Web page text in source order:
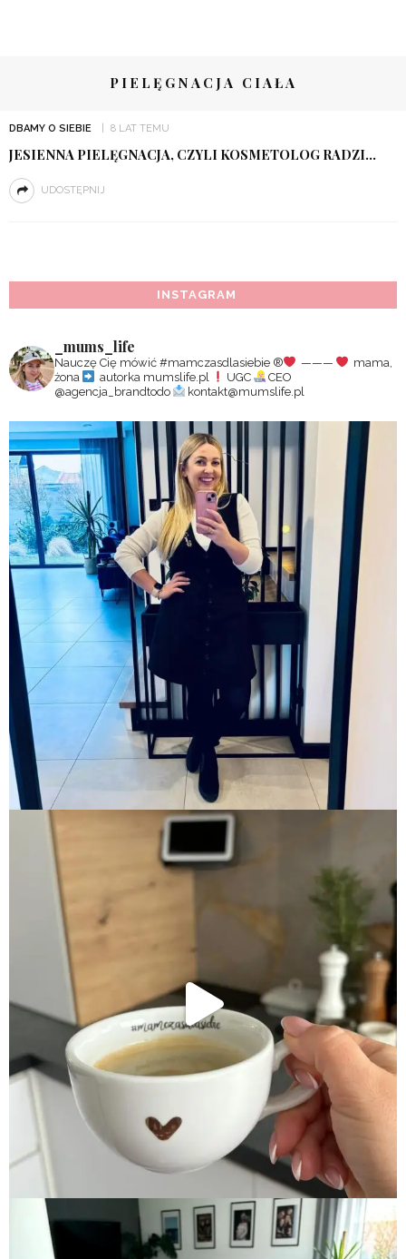
PIELĘGNACJA CIAŁA
DBAMY O SIEBIE 8 LAT TEMU
JESIENNA PIELĘGNACJA, CZYLI KOSMETOLOG RADZI…
UDOSTĘPNIJ
INSTAGRAM
_mums_life
Nauczę Cię mówić #mamczasdlasiebie ®️ ———
mama,
żona
autorka mumslife.pl UGC
CEO
@agencja_brandtodo
kontakt@mumslife.pl